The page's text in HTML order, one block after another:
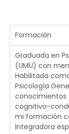
Formación
Graduada en
(UMU) con
Habilitada
Psicología
conocimientos
cognitivo-
mi formación
Integradora